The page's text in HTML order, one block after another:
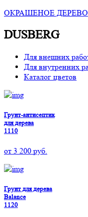
ОКРАШЕНОЕ ДЕРЕВО
DUSBERG
Для внешних
Для внутренних
Каталог цветов
Грунт-антисептик
для дерева
1110
от 3 200 руб.
Грунт для дерева
Balance
1120